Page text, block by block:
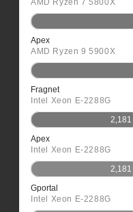
Apex
AMD Ryzen 9 5900X
Fragnet
Intel Xeon E-2288G
2,181
Apex
Intel Xeon E-2288G
2,181
Gportal
Intel Xeon E-2288G